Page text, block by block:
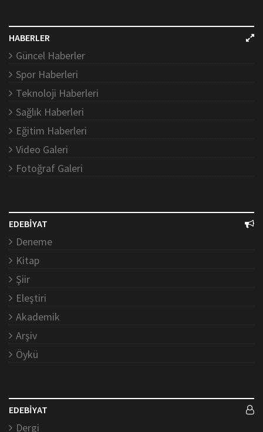
HABERLER
Güncel Haberler
Spor Haberleri
Teknoloji Haberleri
Sağlık Haberleri
Eğitim Haberleri
Video Galeri
Fotoğraf Galeri
EDEBİYAT
Deneme
Kitap
Şiir
Eleştiri
Akademik
Arşiv
Öykü
EDEBİYAT
Dergi